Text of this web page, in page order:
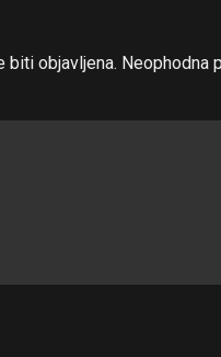
biti objavljena. Neophodna